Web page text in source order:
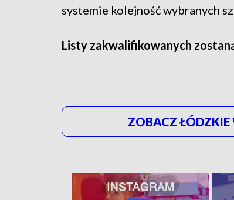
systemie kolejność wybranych
Listy zakwalifikowanych
ZOBACZ